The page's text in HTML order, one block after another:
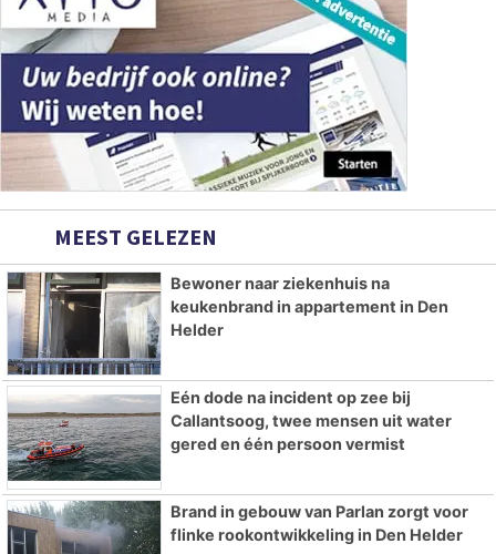
MEEST GELEZEN
Bewoner naar ziekenhuis na
keukenbrand in appartement in Den
Helder
Eén dode na incident op zee bij
Callantsoog, twee mensen uit water
gered en één persoon vermist
Brand in gebouw van Parlan zorgt voor
flinke rookontwikkeling in Den Helder